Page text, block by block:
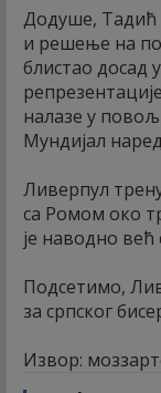
Додуше, Тадић
и решење на
блистао досад
налазе у
Мундијал
Ливерпул
са Ромом око
је наводно
Подсетимо,
за српског
Извор: